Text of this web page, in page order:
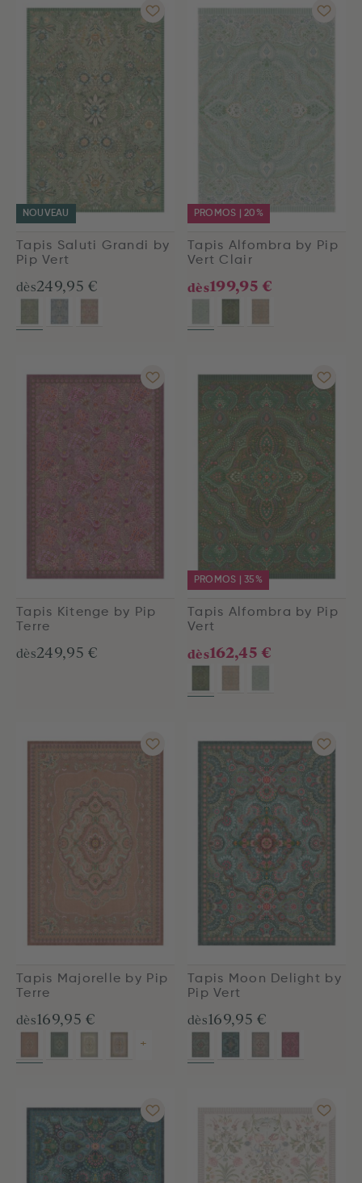
NOUVEAU
Tapis Saluti Grandi by
Pip Vert
dès249,95 €
PROMOS | 20%
Tapis Alfombra by Pip
Vert Clair
dès199,95 €
Tapis Kitenge by Pip
Terre
dès249,95 €
PROMOS | 35%
Tapis Alfombra by Pip
Vert
dès162,45 €
Tapis Majorelle by Pip
Terre
dès169,95 €
+
Tapis Moon Delight by
Pip Vert
dès169,95 €